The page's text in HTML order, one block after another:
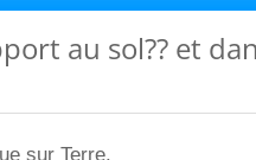
au sol?? et
sur Terre.